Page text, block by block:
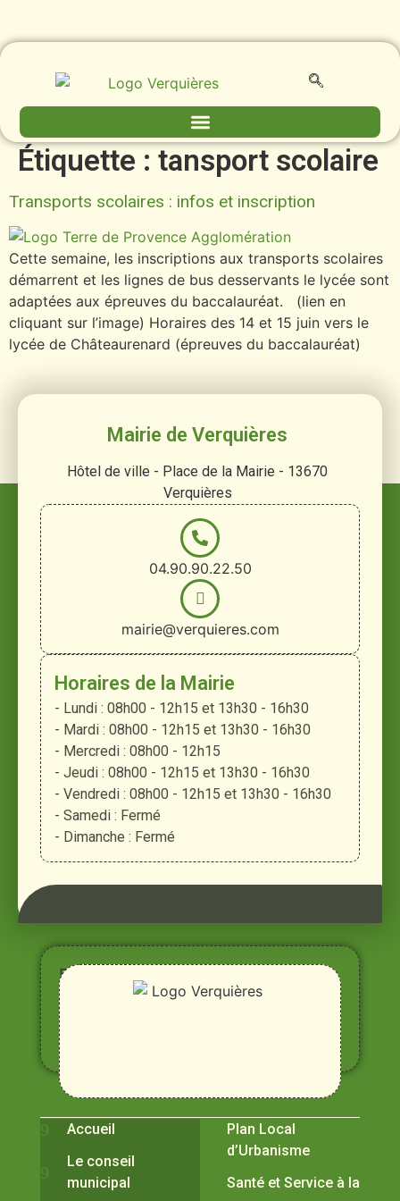
Étiquette : tansport scolaire
Transports scolaires : infos et inscription
Cette semaine, les inscriptions aux transports scolaires
démarrent et les lignes de bus desservants le lycée sont
adaptées aux épreuves du baccalauréat. (lien en
cliquant sur l’image) Horaires des 14 et 15 juin vers le
lycée de Châteaurenard (épreuves du baccalauréat)
Mairie de Verquières
Hôtel de ville - Place de la Mairie - 13670
Verquières
04.90.90.22.50
mairie@verquieres.com
Horaires de la Mairie
- Lundi : 08h00 - 12h15 et 13h30 - 16h30
- Mardi : 08h00 - 12h15 et 13h30 - 16h30
- Mercredi : 08h00 - 12h15
- Jeudi : 08h00 - 12h15 et 13h30 - 16h30
- Vendredi : 08h00 - 12h15 et 13h30 - 16h30
- Samedi : Fermé
- Dimanche : Fermé
Entre
Rhône,
Alpilles
et
Durance
Accueil
Le conseil
municipal
Plan Local
d’Urbanisme
Santé et Service à la